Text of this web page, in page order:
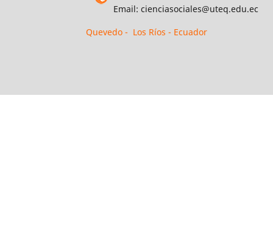
Email: cienciasociales@uteq.edu.ec
Quevedo - Los Ríos - Ecuador